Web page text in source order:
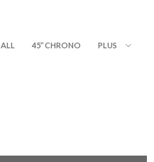
ALL 45’’ CHRONO PLUS